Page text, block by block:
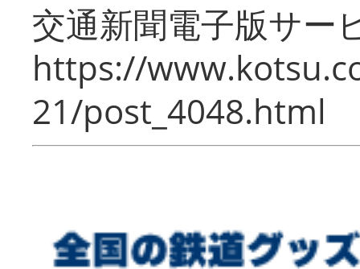
交通新聞電子版サー
https://
21/post_4048.html